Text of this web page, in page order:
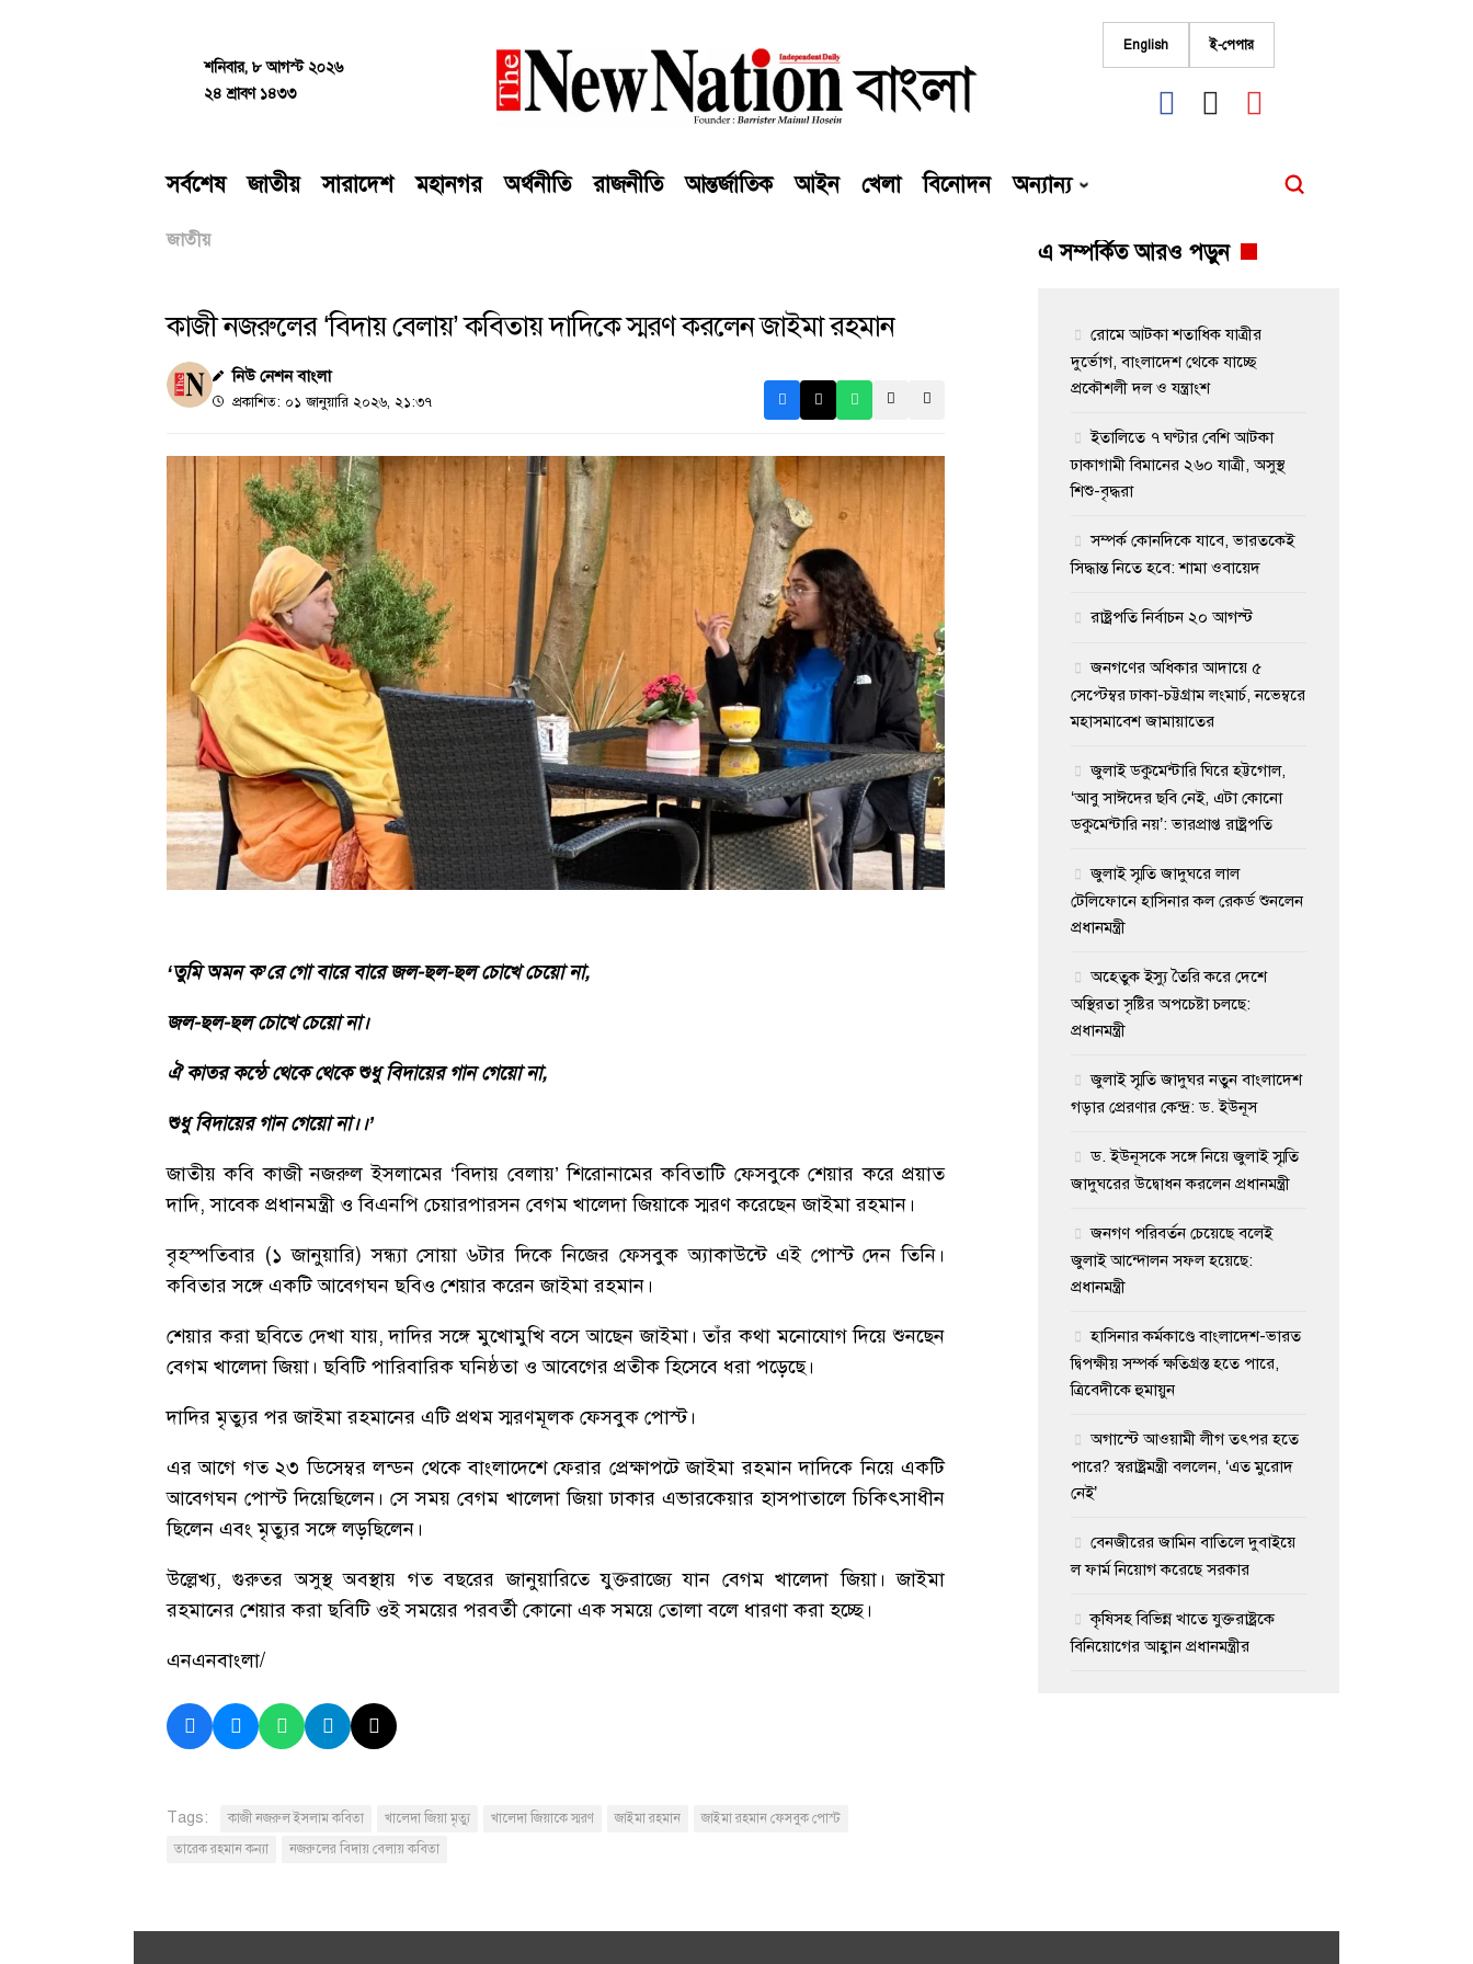
শনিবার, ৮ আগস্ট ২০২৬
২৪ শ্রাবণ ১৪৩৩
English ই-পেপার
fab
fa-
fab
fa-
সর্বশেষ জাতীয় সারাদেশ মহানগর অর্থনীতি রাজনীতি আন্তর্জাতিক আইন খেলা বিনোদন অন্যান্য
জাতীয়
কাজী নজরুলের ‘বিদায় বেলায়’ কবিতায় দাদিকে স্মরণ করলেন জাইমা রহমান
নিউ নেশন বাংলা
প্রকাশিত: ০১ জানুয়ারি ২০২৬, ২১:৩৭
‘তুমি অমন ক’রে গো বারে বারে জল-ছল-ছল চোখে চেয়ো না,
জল-ছল-ছল চোখে চেয়ো না।
ঐ কাতর কন্ঠে থেকে থেকে শুধু বিদায়ের গান গেয়ো না,
শুধু বিদায়ের গান গেয়ো না।।’
জাতীয় কবি কাজী নজরুল ইসলামের ‘বিদায় বেলায়’ শিরোনামের কবিতাটি ফেসবুকে শেয়ার করে প্রয়াত
দাদি, সাবেক প্রধানমন্ত্রী ও বিএনপি চেয়ারপারসন বেগম খালেদা জিয়াকে স্মরণ করেছেন জাইমা রহমান।
বৃহস্পতিবার (১ জানুয়ারি) সন্ধ্যা সোয়া ৬টার দিকে নিজের ফেসবুক অ্যাকাউন্টে এই পোস্ট দেন তিনি।
কবিতার সঙ্গে একটি আবেগঘন ছবিও শেয়ার করেন জাইমা রহমান।
শেয়ার করা ছবিতে দেখা যায়, দাদির সঙ্গে মুখোমুখি বসে আছেন জাইমা। তাঁর কথা মনোযোগ দিয়ে শুনছেন
বেগম খালেদা জিয়া। ছবিটি পারিবারিক ঘনিষ্ঠতা ও আবেগের প্রতীক হিসেবে ধরা পড়েছে।
দাদির মৃত্যুর পর জাইমা রহমানের এটি প্রথম স্মরণমূলক ফেসবুক পোস্ট।
এর আগে গত ২৩ ডিসেম্বর লন্ডন থেকে বাংলাদেশে ফেরার প্রেক্ষাপটে জাইমা রহমান দাদিকে নিয়ে একটি
আবেগঘন পোস্ট দিয়েছিলেন। সে সময় বেগম খালেদা জিয়া ঢাকার এভারকেয়ার হাসপাতালে চিকিৎসাধীন
ছিলেন এবং মৃত্যুর সঙ্গে লড়ছিলেন।
উল্লেখ্য, গুরুতর অসুস্থ অবস্থায় গত বছরের জানুয়ারিতে যুক্তরাজ্যে যান বেগম খালেদা জিয়া। জাইমা
রহমানের শেয়ার করা ছবিটি ওই সময়ের পরবর্তী কোনো এক সময়ে তোলা বলে ধারণা করা হচ্ছে।
এনএনবাংলা/
Tags: কাজী নজরুল ইসলাম কবিতা খালেদা জিয়া মৃত্যু খালেদা জিয়াকে স্মরণ জাইমা রহমান
জাইমা রহমান ফেসবুক পোস্ট
তারেক রহমান কন্যা
নজরুলের বিদায় বেলায় কবিতা
এ সম্পর্কিত আরও পড়ুন
রোমে আটকা শতাধিক যাত্রীর
দুর্ভোগ, বাংলাদেশ থেকে যাচ্ছে
প্রকৌশলী দল ও যন্ত্রাংশ
ইতালিতে ৭ ঘণ্টার বেশি আটকা
ঢাকাগামী বিমানের ২৬০ যাত্রী, অসুস্থ
শিশু-বৃদ্ধরা
সম্পর্ক কোনদিকে যাবে, ভারতকেই
সিদ্ধান্ত নিতে হবে: শামা ওবায়েদ
রাষ্ট্রপতি নির্বাচন ২০ আগস্ট
জনগণের অধিকার আদায়ে ৫
সেপ্টেম্বর ঢাকা-চট্টগ্রাম লংমার্চ, নভেম্বরে
মহাসমাবেশ জামায়াতের
জুলাই ডকুমেন্টারি ঘিরে হট্টগোল,
‘আবু সাঈদের ছবি নেই, এটা কোনো
ডকুমেন্টারি নয়’: ভারপ্রাপ্ত রাষ্ট্রপতি
জুলাই স্মৃতি জাদুঘরে লাল
টেলিফোনে হাসিনার কল রেকর্ড শুনলেন
প্রধানমন্ত্রী
অহেতুক ইস্যু তৈরি করে দেশে
অস্থিরতা সৃষ্টির অপচেষ্টা চলছে:
প্রধানমন্ত্রী
জুলাই স্মৃতি জাদুঘর নতুন বাংলাদেশ
গড়ার প্রেরণার কেন্দ্র: ড. ইউনূস
ড. ইউনূসকে সঙ্গে নিয়ে জুলাই স্মৃতি
জাদুঘরের উদ্বোধন করলেন প্রধানমন্ত্রী
জনগণ পরিবর্তন চেয়েছে বলেই
জুলাই আন্দোলন সফল হয়েছে:
প্রধানমন্ত্রী
হাসিনার কর্মকাণ্ডে বাংলাদেশ-ভারত
দ্বিপক্ষীয় সম্পর্ক ক্ষতিগ্রস্ত হতে পারে,
ত্রিবেদীকে হুমায়ুন
অগাস্টে আওয়ামী লীগ তৎপর হতে
পারে? স্বরাষ্ট্রমন্ত্রী বললেন, ‘এত মুরোদ
নেই’
বেনজীরের জামিন বাতিলে দুবাইয়ে
ল ফার্ম নিয়োগ করেছে সরকার
কৃষিসহ বিভিন্ন খাতে যুক্তরাষ্ট্রকে
বিনিয়োগের আহ্বান প্রধানমন্ত্রীর